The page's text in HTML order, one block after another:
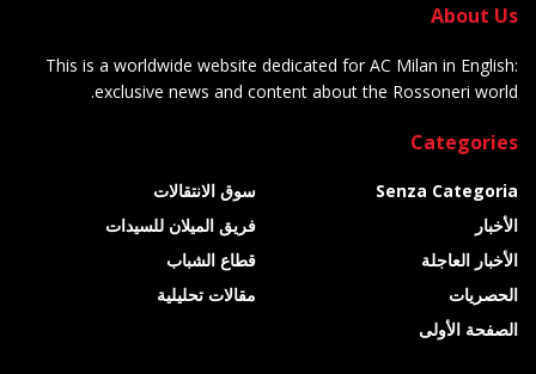
About Us
This is a worldwide website dedicated for AC Milan in English:
exclusive news and content about the Rossoneri world.
Categories
Senza Categoria
الأخبار
الأخبار العاجلة
الحصريات
الصفحة الأولى
سوق الانتقالات
فريق الميلان للسيدات
قطاع الشباب
مقالات تحليلية